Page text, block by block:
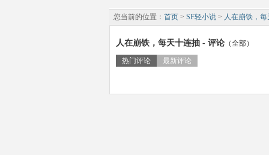
您当前的位置： 首页 > SF轻小说 > 人在崩铁，
人在崩铁，每天十连抽 - 评论 （全部）
热门评论 最新评论